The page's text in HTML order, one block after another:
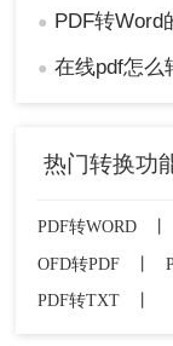
● PDF转Word的4种
● 在线pdf怎么转换成
热门转换功
PDF转WORD
OFD转PDF
丨
PDF转TXT